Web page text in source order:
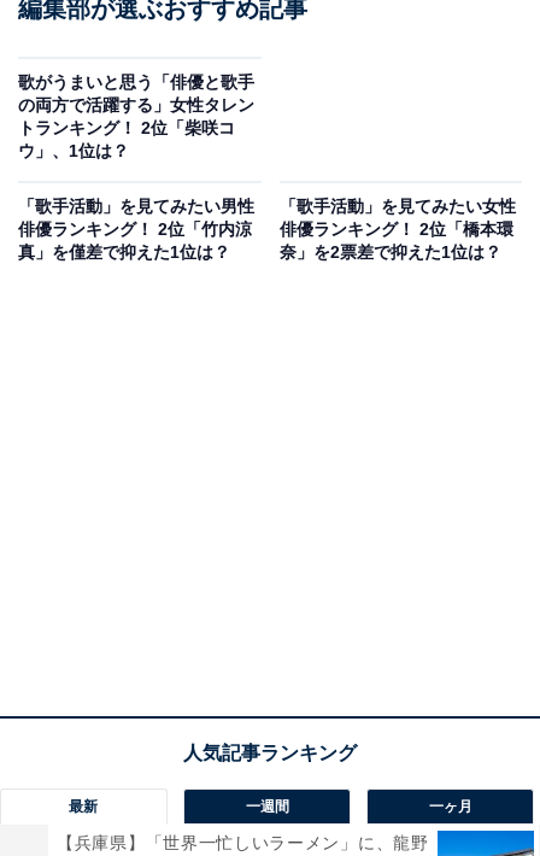
編集部が選ぶおすすめ記事
歌がうまいと思う「俳優と歌手
の両方で活躍する」女性タレン
トランキング！ 2位「柴咲コ
ウ」、1位は？
「歌手活動」を見てみたい男性
俳優ランキング！ 2位「竹内涼
真」を僅差で抑えた1位は？
「歌手活動」を見てみたい女性
俳優ランキング！ 2位「橋本環
奈」を2票差で抑えた1位は？
最新 一週間 一ヶ月
【兵庫県】「世界一忙しいラーメン」に、龍野